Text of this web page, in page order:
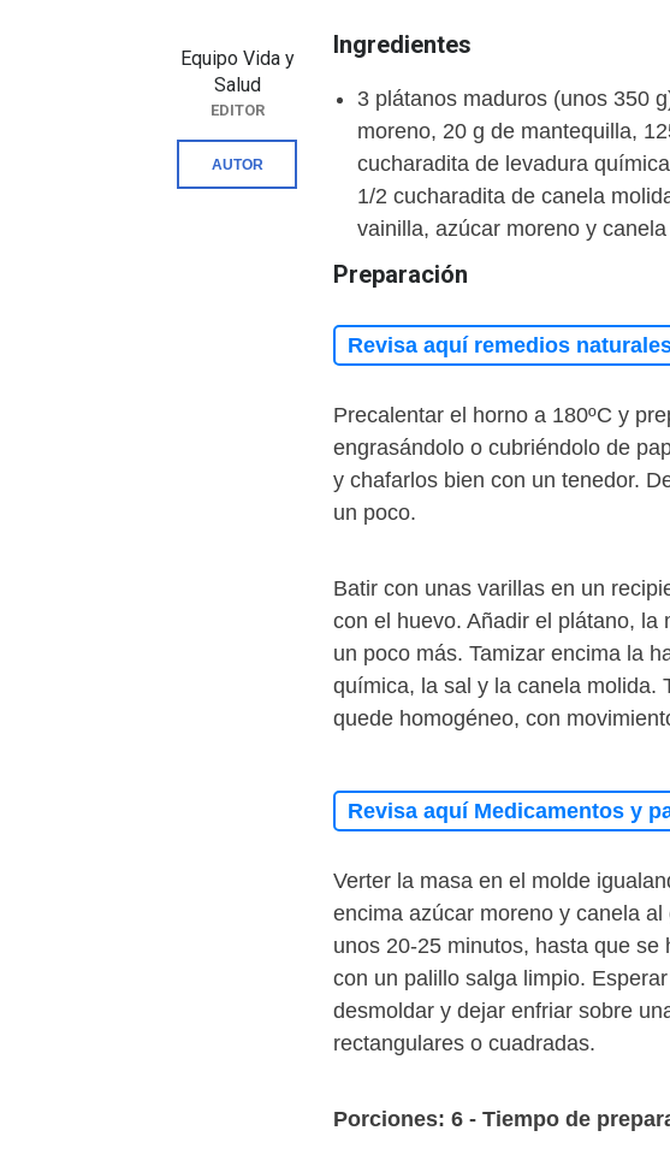
Ingredientes
3 plátanos maduros (unos 350
moreno, 20 g de mantequilla,
cucharadita de levadura
1/2 cucharadita de canela
vainilla, azúcar moreno y
Preparación
Revisa aquí remedios
Precalentar el horno a 180ºC y
engrasándolo o cubriéndolo de
y chafarlos bien con un tenedor.
un poco.
Batir con unas varillas en un
con el huevo. Añadir el plátano,
un poco más. Tamizar encima la
química, la sal y la canela molida.
quede homogéneo, con
Revisa aquí Medicamentos y
Verter la masa en el molde
encima azúcar moreno y canela
unos 20-25 minutos, hasta que
con un palillo salga limpio.
desmoldar y dejar enfriar sobre
rectangulares o cuadradas.
Porciones: 6 - Tiempo de
Equipo Vida y
Salud
EDITOR
AUTOR